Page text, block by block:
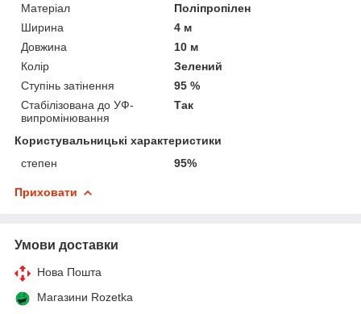
Матеріал
Поліпропілен
Ширина
4 м
Довжина
10 м
Колір
Зелений
Ступінь затінення
95 %
Стабілізована до УФ-
випромінювання
Так
Користувальницькі характеристики
степен
95%
Приховати
Умови доставки
Нова Пошта
Магазини Rozetka